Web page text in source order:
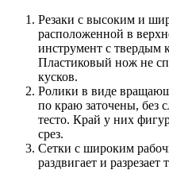
Резаки с высоким и
расположенной в
инструмент с твердым
Пластиковый нож не
кусков.
Ролики в виде
по краю заточены, без
тесто. Край у них
срез.
Сетки с широким
раздвигает и разрезает